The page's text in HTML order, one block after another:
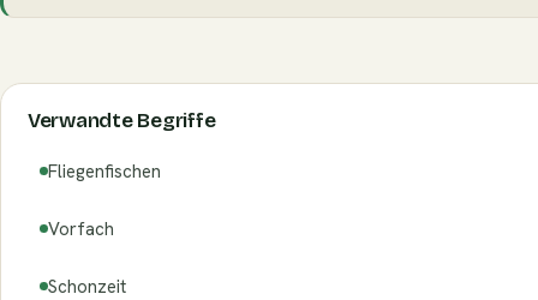
Verwandte Begriffe
Fliegenfischen
Vorfach
Schonzeit